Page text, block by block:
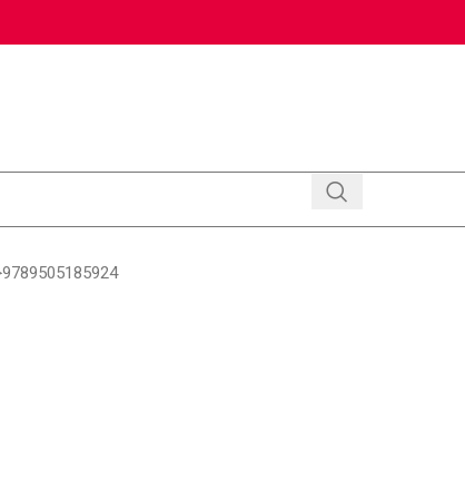
9789505185924